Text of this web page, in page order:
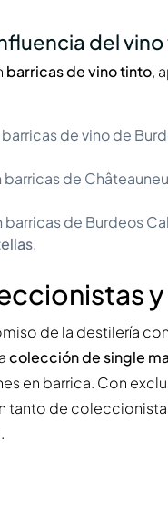
del
barricas de vino tinto,
barricas de vino de
barricas de
barricas de Burdeos
.
de la destilería
colección de single
en barrica. Con
tanto de